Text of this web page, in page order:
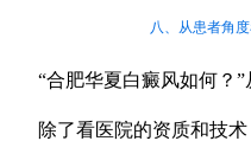
八、从患者角
“合肥华夏白癜风如何？
除了看医院的资质和技